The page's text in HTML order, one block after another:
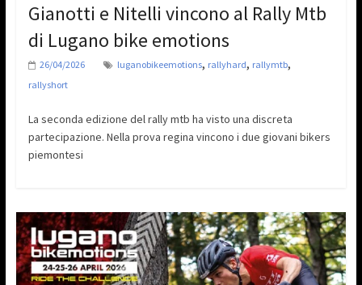
Gianotti e Nitelli vincono al Rally Mtb
di Lugano bike emotions
26/04/2026 luganobikeemotions, rallyhard, rallymtb,
rallyshort
La seconda edizione del rally mtb ha visto una discreta
partecipazione. Nella prova regina vincono i due giovani bikers
piemontesi